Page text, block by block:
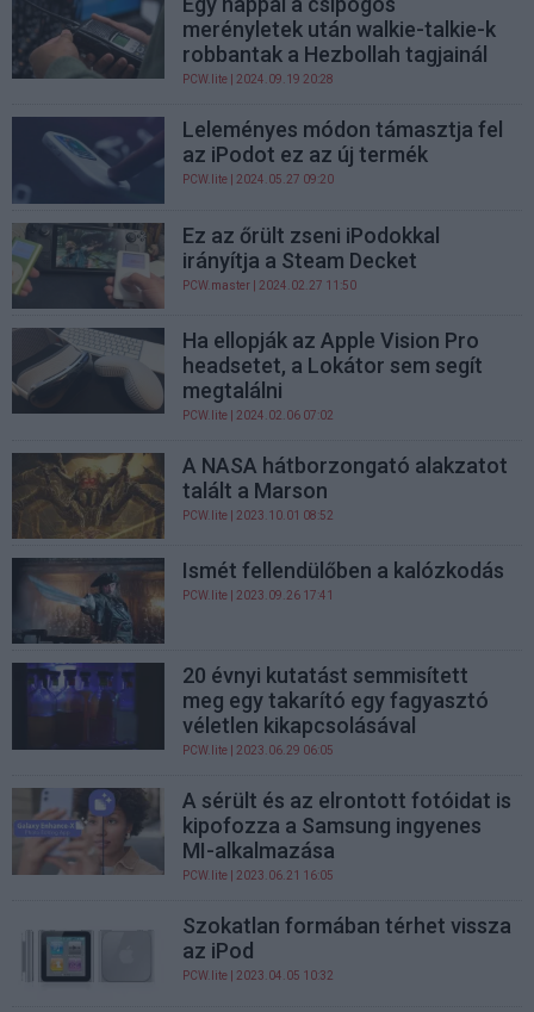
merényletek után walkie-talkie-k
robbantak a Hezbollah tagjainál
PCW.lite | 2024.09.19 20:28
Leleményes módon támasztja fel
az iPodot ez az új termék
PCW.lite | 2024.05.27 09:20
Ez az őrült zseni iPodokkal
irányítja a Steam Decket
PCW.master | 2024.02.27 11:50
Ha ellopják az Apple Vision Pro
headsetet, a Lokátor sem segít
megtalálni
PCW.lite | 2024.02.06 07:02
A NASA hátborzongató alakzatot
talált a Marson
PCW.lite | 2023.10.01 08:52
Ismét fellendülőben a kalózkodás
PCW.lite | 2023.09.26 17:41
20 évnyi kutatást semmisített
meg egy takarító egy fagyasztó
véletlen kikapcsolásával
PCW.lite | 2023.06.29 06:05
A sérült és az elrontott fotóidat is
kipofozza a Samsung ingyenes
MI-alkalmazása
PCW.lite | 2023.06.21 16:05
Szokatlan formában térhet vissza
az iPod
PCW.lite | 2023.04.05 10:32